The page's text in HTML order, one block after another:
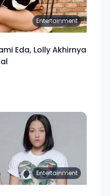
Entertainment
Eda, Lolly Akhirnya
Entertainment